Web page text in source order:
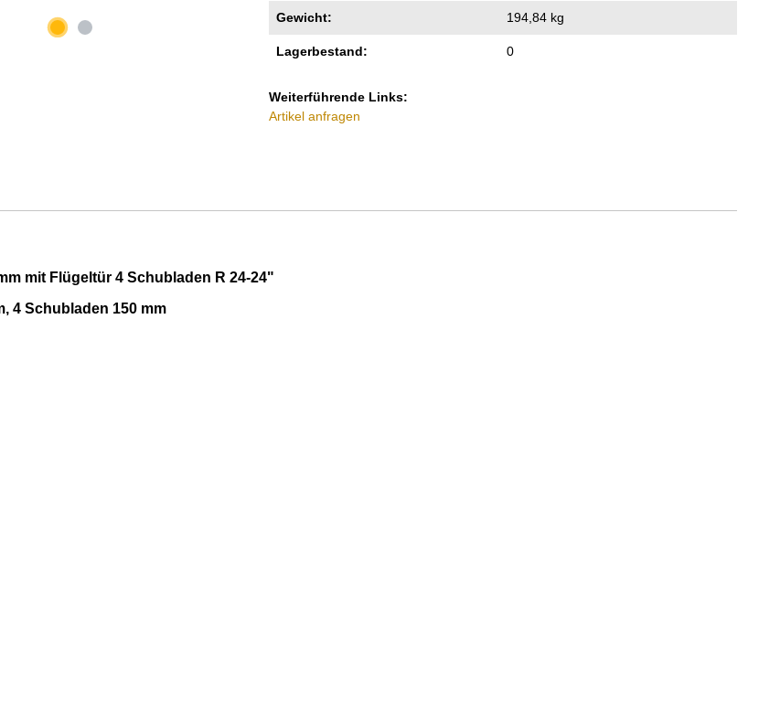
Gewicht: 194,84 kg
Lagerbestand: 0
Weiterführende Links:
Artikel anfragen
mit Flügeltür 4 Schubladen R 24-24"
4 Schubladen 150 mm